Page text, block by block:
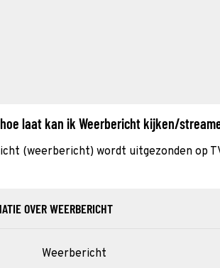
laat kan ik Weerbericht kijken/
(weerbericht) wordt uitgezonden op
OVER WEERBERICHT
Weerbericht